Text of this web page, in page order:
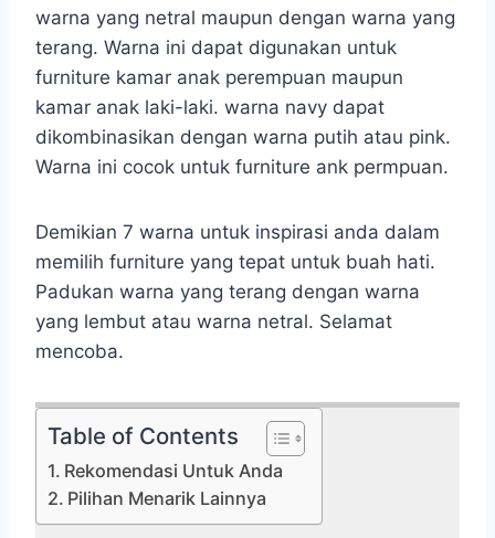
warna yang netral maupun dengan warna yang
terang. Warna ini dapat digunakan untuk
furniture kamar anak perempuan maupun
kamar anak laki-laki. warna navy dapat
dikombinasikan dengan warna putih atau pink.
Warna ini cocok untuk furniture ank permpuan.
Demikian 7 warna untuk inspirasi anda dalam
memilih furniture yang tepat untuk buah hati.
Padukan warna yang terang dengan warna
yang lembut atau warna netral. Selamat
mencoba.
Table of Contents
Rekomendasi Untuk Anda
Pilihan Menarik Lainnya